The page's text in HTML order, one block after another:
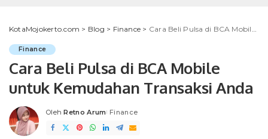
KotaMojokerto.com > Blog > Finance > Cara Beli Pulsa di BCA Mobile untuk Kemudahan Transaksi Anda
Finance
Cara Beli Pulsa di BCA Mobile
untuk Kemudahan Transaksi Anda
Posted
by
Oleh Retno Arum Finance